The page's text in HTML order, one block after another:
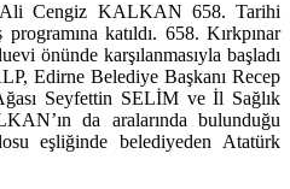
Cengiz KALKAN 658. Tarihi
programına katıldı. 658. Kırkpınar
önünde karşılanmasıyla başladı
Edirne Belediye Başkanı Recep
Seyfettin SELİM ve İl Sağlık
da aralarında bulunduğu
eşliğinde belediyeden Atatürk